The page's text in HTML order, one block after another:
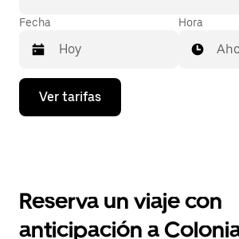
Fecha
Presiona
flecha
el
y
Hora
Ver tarifas
Reserva un viaje con
anticipación a